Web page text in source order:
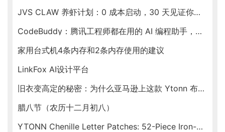
JVS CLAW 养虾计划：0 成本启动，30 天见证你的虾塘收益
CodeBuddy：腾讯工程师都在用的 AI 编程助手，新春福利送不停！
家用台式机4条内存和2条内存使用的建议
LinkFox AI设计平台
旧衣变高定的秘密：为什么亚马逊上这款 Ytonn 布贴让手工达人们人手一套？
腊八节（农历十二月初八）
YTONN Chenille Letter Patches: 52-Piece Iron-On Varsity Alphabet Set for DIY Clothing Customization